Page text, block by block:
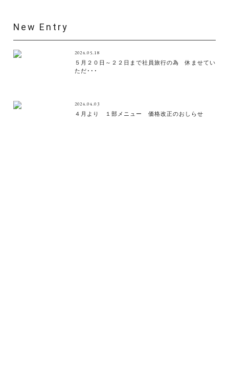
New Entry
2024.05.18
５月２０日～２２日まで社員旅行の為 休ませてい
ただ･･･
2024.04.03
４月より １部メニュー 価格改正のおしらせ